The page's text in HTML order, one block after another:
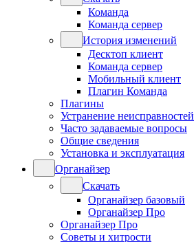
Команда
Команда сервер
История изменений
Десктоп клиент
Команда сервер
Мобильный клиент
Плагин Команда
Плагины
Устранение неисправностей
Часто задаваемые вопросы
Общие сведения
Установка и эксплуатация
Органайзер
Скачать
Органайзер базовый
Органайзер Про
Органайзер Про
Советы и хитрости